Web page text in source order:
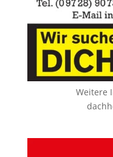
Weitere